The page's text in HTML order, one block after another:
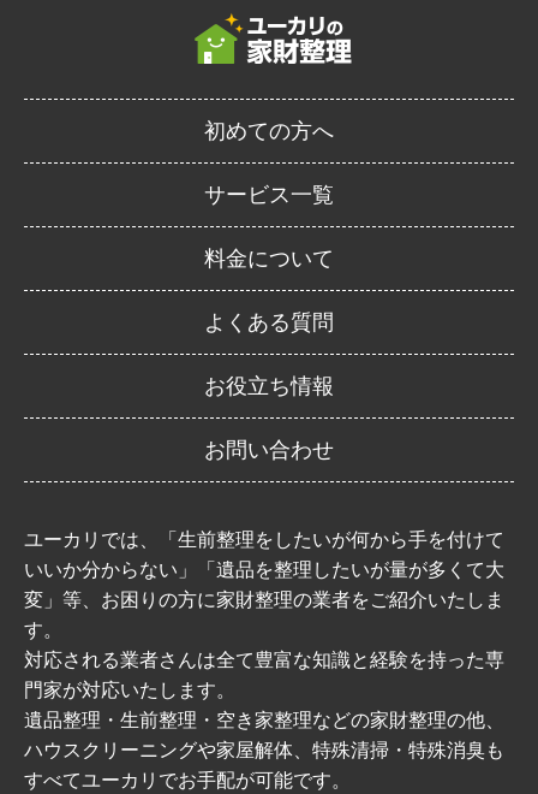
初めての方へ
サービス一覧
料金について
よくある質問
お役立ち情報
お問い合わせ
ユーカリでは、「生前整理をしたいが何から手を付けて
いいか分からない」「遺品を整理したいが量が多くて大
変」等、お困りの方に家財整理の業者をご紹介いたしま
す。
対応される業者さんは全て豊富な知識と経験を持った専
門家が対応いたします。
遺品整理・生前整理・空き家整理などの家財整理の他、
ハウスクリーニングや家屋解体、特殊清掃・特殊消臭も
すべてユーカリでお手配が可能です。